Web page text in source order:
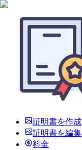
証明書を作成
証明書を編集
料金